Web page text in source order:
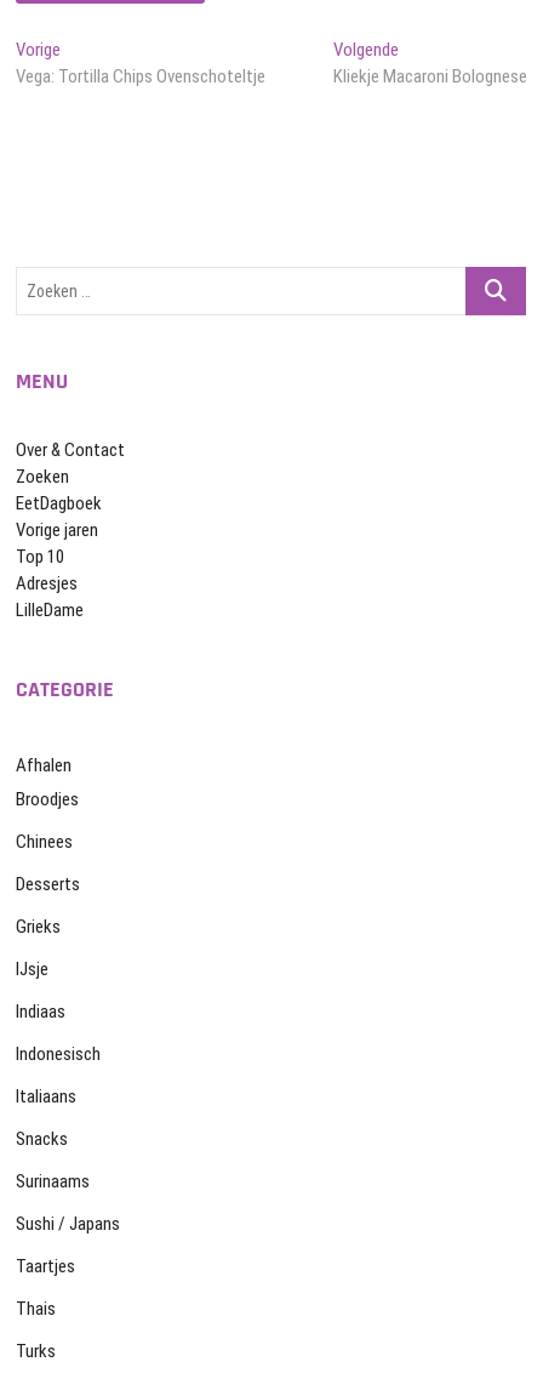
Bericht
navigatie
Vorige
bericht:
Vega: Tortilla Chips Ovenschoteltje
VolgendeVolgend
bericht:
Kliekje Macaroni Bolognese
Zoeken
MENU
Over & Contact
Zoeken
EetDagboek
Vorige jaren
Top 10
Adresjes
LilleDame
CATEGORIE
Afhalen
Broodjes
Chinees
Desserts
Grieks
IJsje
Indiaas
Indonesisch
Italiaans
Snacks
Surinaams
Sushi / Japans
Taartjes
Thais
Turks